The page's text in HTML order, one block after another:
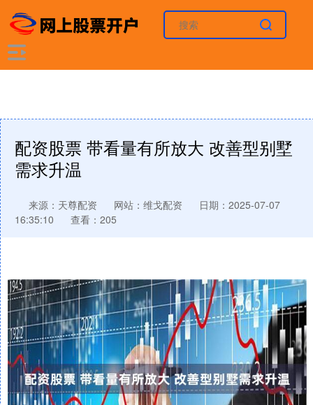
配资股票 带看量有所放大 改善型别墅
需求升温
来源：天尊配资 网站：维戈配资
日期：2025-07-07
16:35:10
查看：205